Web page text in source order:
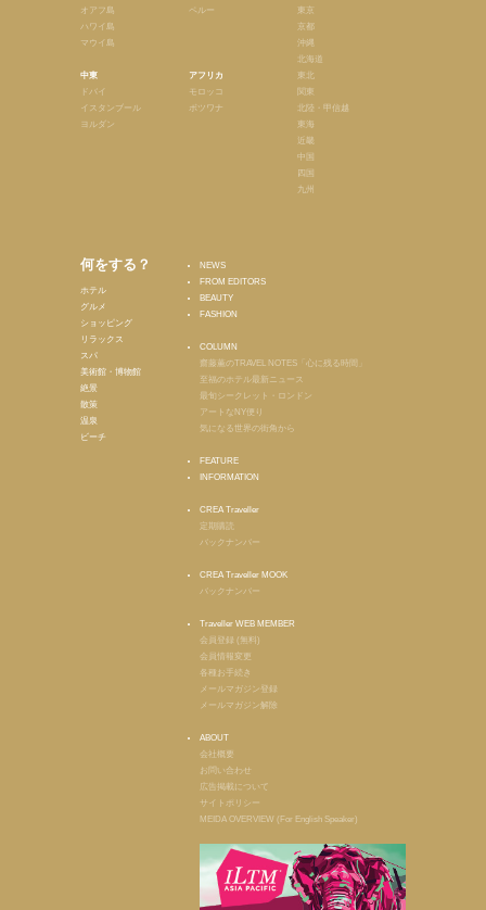
オアフ島
ハワイ島
マウイ島
中東
ドバイ
イスタンブール
ヨルダン
ペルー
アフリカ
モロッコ
ボツワナ
東京
京都
沖縄
北海道
東北
関東
北陸・甲信越
東海
近畿
中国
四国
九州
何をする？
ホテル
グルメ
ショッピング
リラックス
スパ
美術館・博物館
絶景
散策
温泉
ビーチ
NEWS
FROM EDITORS
BEAUTY
FASHION
COLUMN
齋藤薫のTRAVEL NOTES「心に残る時間」
至福のホテル最新ニュース
最旬シークレット・ロンドン
アートなNY便り
気になる世界の街角から
FEATURE
INFORMATION
CREA Traveller
定期購読
バックナンバー
CREA Traveller MOOK
バックナンバー
Traveller WEB MEMBER
会員登録 (無料)
会員情報変更
各種お手続き
メールマガジン登録
メールマガジン解除
ABOUT
会社概要
お問い合わせ
広告掲載について
サイトポリシー
MEIDA OVERVIEW (For English Speaker)